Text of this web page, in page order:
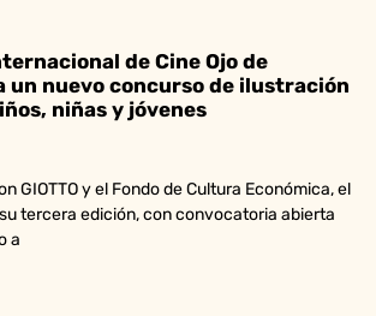
de Cine Ojo de
un nuevo concurso de ilustración
niñas y jóvenes
GIOTTO y el Fondo de Cultura Económica, el
tercera edición, con convocatoria abierta
a